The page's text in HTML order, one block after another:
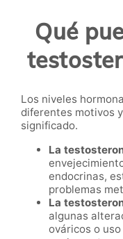
Qué
Los niveles
diferentes motivos
significado.
La
endocrinas,
problemas
La
algunas
ováricos o